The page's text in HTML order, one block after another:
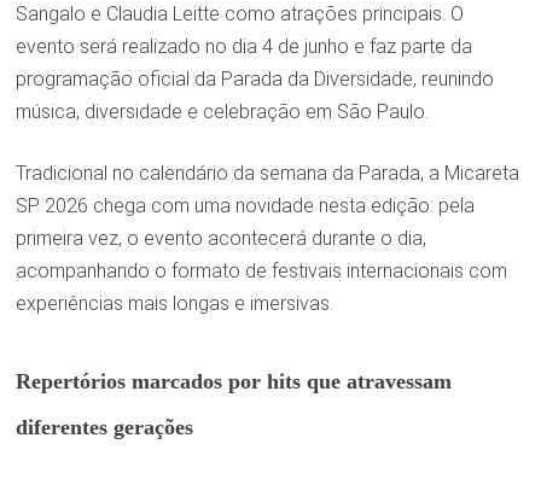
Sangalo e Claudia Leitte como atrações principais. O
evento será realizado no dia 4 de junho e faz parte da
programação oficial da Parada da Diversidade, reunindo
música, diversidade e celebração em São Paulo.
Tradicional no calendário da semana da Parada, a Micareta
SP 2026 chega com uma novidade nesta edição: pela
primeira vez, o evento acontecerá durante o dia,
acompanhando o formato de festivais internacionais com
experiências mais longas e imersivas.
Repertórios marcados por hits que atravessam
diferentes gerações